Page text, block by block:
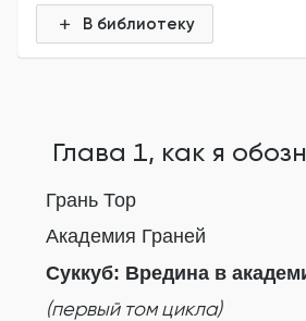
В библиотеку
Глава 1, как я
Грань Тор
Академия Граней
Суккуб: Вредина в
(первый том цикла)